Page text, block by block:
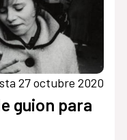
27 octubre 2020
guion para